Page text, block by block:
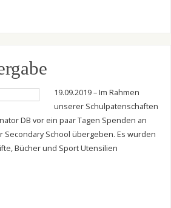
19.09.2019 – Im Rahmen
unserer Schulpatenschaften
DB vor ein paar Tagen Spenden an
Secondary School übergeben. Es wurden
Bücher und Sport Utensilien